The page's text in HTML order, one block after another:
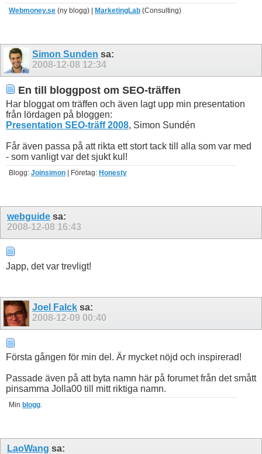
Webmoney.se (ny blogg) | MarketingLab (Consulting)
Simon Sunden sa:
2008-12-08 12:34
En till bloggpost om SEO-träffen
Har bloggat om träffen och även lagt upp min presentation
från lördagen på bloggen:
Presentation SEO-träff 2008, Simon Sundén
Får även passa på att rikta ett stort tack till alla som var med
- som vanligt var det sjukt kul!
Blogg: Joinsimon | Företag: Honesty
webguide sa:
2008-12-08 16:43
Japp, det var trevligt!
Joel Falck sa:
2008-12-09 00:40
Första gången för min del. Är mycket nöjd och inspirerad!
Passade även på att byta namn här på forumet från det smått
pinsamma Jolla00 till mitt riktiga namn.
Min blogg.
LaoWang sa: